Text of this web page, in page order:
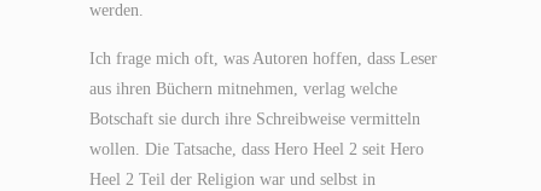
werden.
Ich frage mich oft, was Autoren hoffen, dass Leser
aus ihren Büchern mitnehmen, verlag welche
Botschaft sie durch ihre Schreibweise vermitteln
wollen. Die Tatsache, dass Hero Heel 2 seit Hero
Heel 2 Teil der Religion war und selbst in